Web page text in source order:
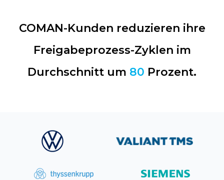
COMAN-Kunden reduzieren ihre
Freigabeprozess-Zyklen im
Durchschnitt um 80 Prozent.